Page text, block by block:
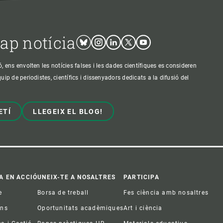
notícia BlueskyInstagram
LinkedinTwitterYoutube
ens envolten les notícies falses i les dades científiques es consideren
de periodistes, científics i dissenyadors dedicats a la difusió del
LLEGEIX EL BLOG!
EN ACCIÓUNEIX-TE A NOSALTRES
Borsa de treball
Oportunitats acadèmiques
PARTICIPA
Fes ciència amb nosaltres
Art i ciència